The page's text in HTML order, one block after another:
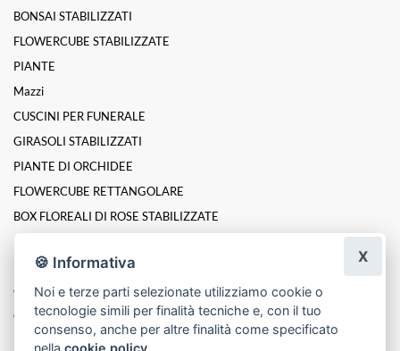
BONSAI STABILIZZATI
FLOWERCUBE STABILIZZATE
PIANTE
Mazzi
CUSCINI PER FUNERALE
GIRASOLI STABILIZZATI
PIANTE DI ORCHIDEE
FLOWERCUBE RETTANGOLARE
BOX FLOREALI DI ROSE STABILIZZATE
ROSE INCANTATE STABILIZZATE
LINEA PLATINUM ELITE DI ROSE STABILIZZATE
Composizioni
Cesti
🍪 Informativa
Noi e terze parti selezionate utilizziamo cookie o
tecnologie simili per finalità tecniche e, con il tuo
consenso, anche per altre finalità come specificato
nellacookie policy
X